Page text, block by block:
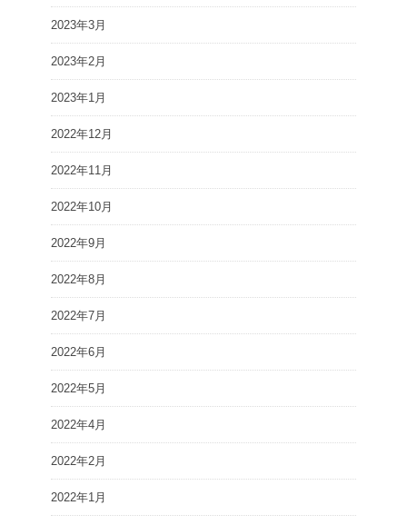
2023年3月
2023年2月
2023年1月
2022年12月
2022年11月
2022年10月
2022年9月
2022年8月
2022年7月
2022年6月
2022年5月
2022年4月
2022年2月
2022年1月